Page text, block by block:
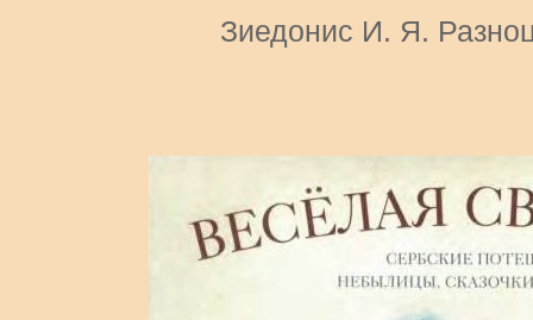
Зиедонис И. Я.